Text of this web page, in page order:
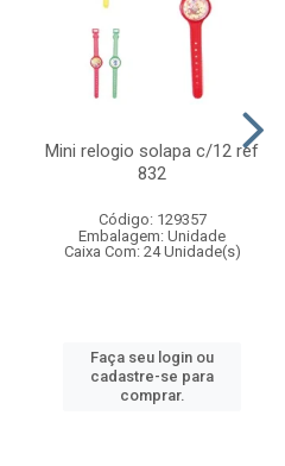
Mini relogio solapa c/12 ref
832
Código: 129357
Embalagem: Unidade
Caixa Com: 24 Unidade(s)
Faça seu login ou
cadastre-se para
comprar.